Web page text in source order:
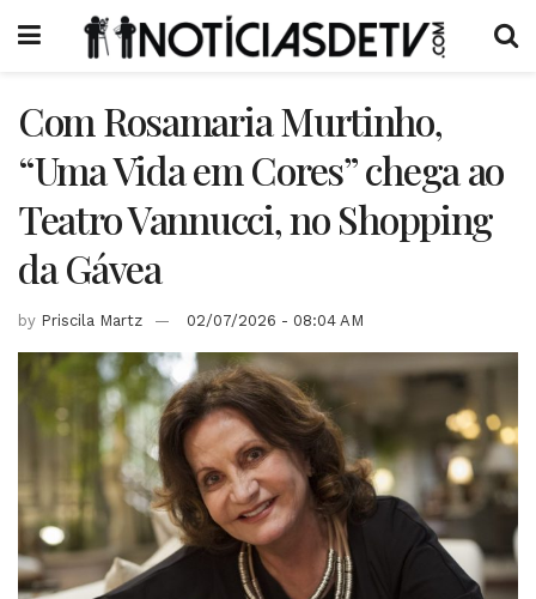
Com Rosamaria Murtinho,
“Uma Vida em Cores” chega ao
Teatro Vannucci, no Shopping
da Gávea
by Priscila Martz 02/07/2026 - 08:04 AM